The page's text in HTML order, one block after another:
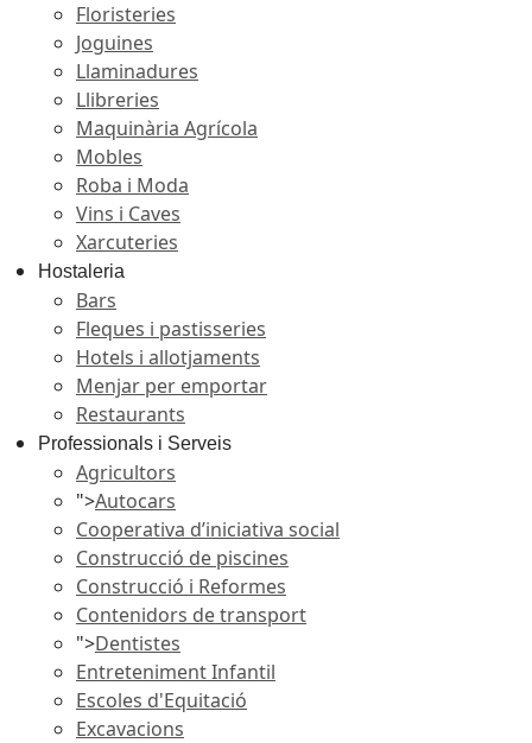
Floristeries
Joguines
Llaminadures
Llibreries
Maquinària Agrícola
Mobles
Roba i Moda
Vins i Caves
Xarcuteries
Hostaleria
Bars
Fleques i pastisseries
Hotels i allotjaments
Menjar per emportar
Restaurants
Professionals i Serveis
Agricultors
">Autocars
Cooperativa d’iniciativa social
Construcció de piscines
Construcció i Reformes
Contenidors de transport
">Dentistes
Entreteniment Infantil
Escoles d'Equitació
Excavacions